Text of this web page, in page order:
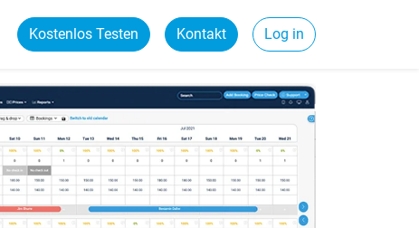
Kostenlos Testen Kontakt Log in